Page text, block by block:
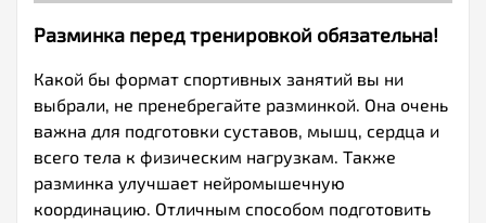
Разминка перед тренировкой обязательна!
Какой бы формат спортивных занятий вы ни
выбрали, не пренебрегайте разминкой. Она очень
важна для подготовки суставов, мышц, сердца и
всего тела к физическим нагрузкам. Также
разминка улучшает нейромышечную
координацию. Отличным способом подготовить